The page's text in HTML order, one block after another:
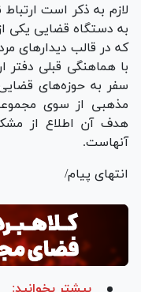
لازم به ذکر است
به دستگاه قضایی
که در قالب دیدار‌های
با هماهنگی قبلی دفتر
سفر به حوزه‌های
مذهبی از سوی
هدف آن اطلاع از
آنهاست.
انتهای پیام/
بیشتر بخوانید: